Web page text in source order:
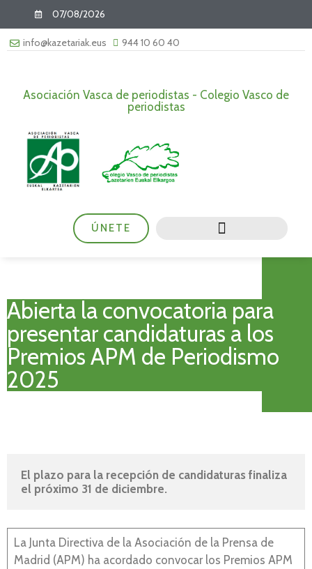
07/08/2026
info@kazetariak.eus 944 10 60 40
Asociación Vasca de periodistas - Colegio Vasco de
periodistas
ÚNETE
Abierta la convocatoria para
presentar candidaturas a los
Premios APM de Periodismo
2025
El plazo para la recepción de candidaturas finaliza
el próximo 31 de diciembre.
La Junta Directiva de la Asociación de la Prensa de
Madrid (APM) ha acordado convocar los Premios APM